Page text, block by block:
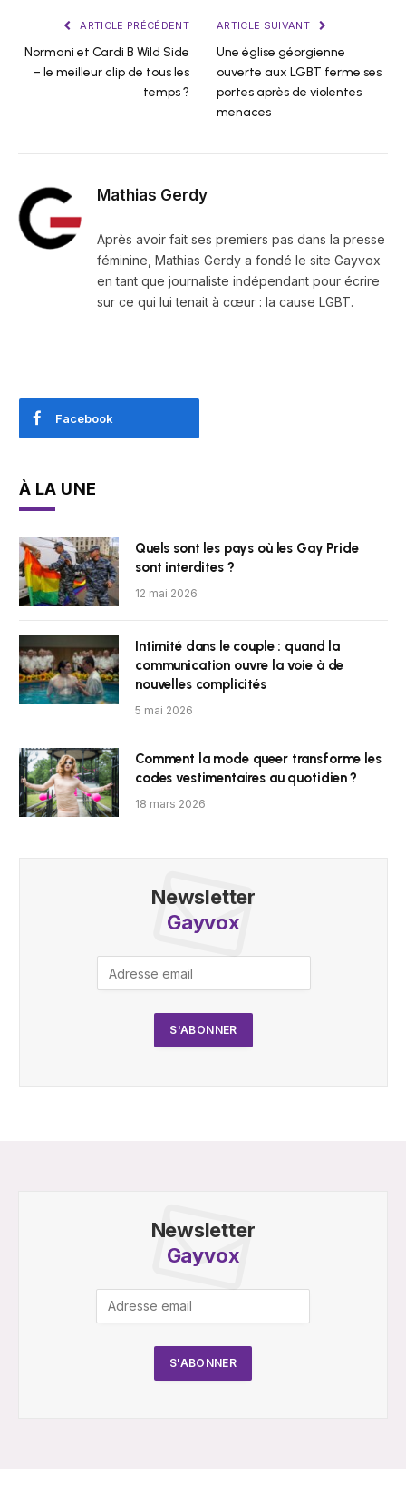
ARTICLE PRÉCÉDENT
Normani et Cardi B Wild Side
– le meilleur clip de tous les
temps ?
ARTICLE SUIVANT
Une église géorgienne
ouverte aux LGBT ferme ses
portes après de violentes
menaces
Mathias Gerdy
Après avoir fait ses premiers pas dans la presse
féminine, Mathias Gerdy a fondé le site Gayvox
en tant que journaliste indépendant pour écrire
sur ce qui lui tenait à cœur : la cause LGBT.
Facebook
À LA UNE
Quels sont les pays où les Gay Pride
sont interdites ?
12 mai 2026
Intimité dans le couple : quand la
communication ouvre la voie à de
nouvelles complicités
5 mai 2026
Comment la mode queer transforme les
codes vestimentaires au quotidien ?
18 mars 2026
Newsletter
Gayvox
Newsletter
Gayvox